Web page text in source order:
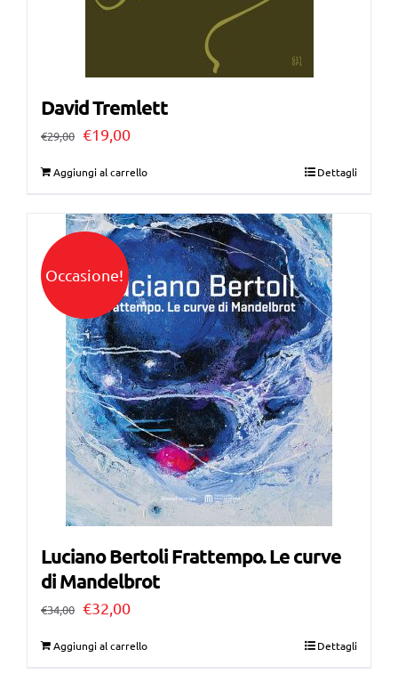
David Tremlett
€29,00 Il
era:
€29,00.
€19,00Il
è:
€19,00.
Aggiungi al carrello Dettagli
Occasione!
Luciano Bertoli Frattempo. Le curve
di Mandelbrot
€34,00 Il
€32,00Il
Aggiungi al carrello Dettagli